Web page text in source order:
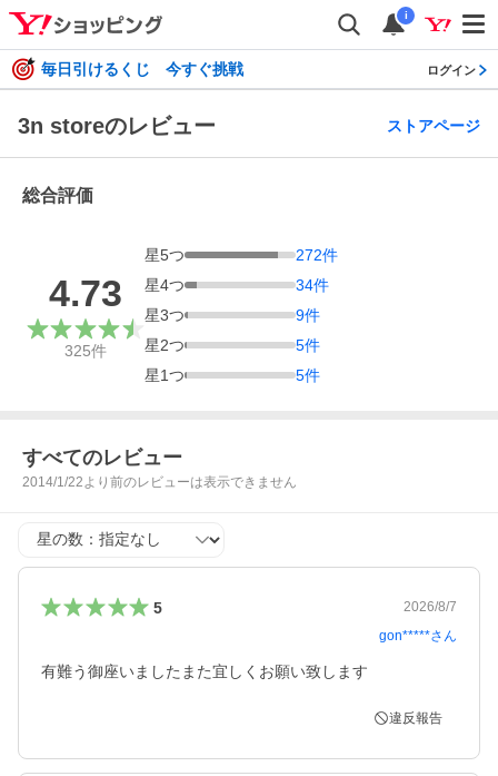
i
毎日引けるくじ 今すぐ挑戦 ログイン
3n storeのレビュー ストアページ
総合評価
4.73
325件
星5つ 272件
星4つ 34件
星3つ 9件
星2つ 5件
星1つ 5件
すべてのレビュー
2014/1/22より前のレビューは表示できません
星の数
5
2026/8/7
gon*****さん
有難う御座いましたまた宜しくお願い致します
違反報告